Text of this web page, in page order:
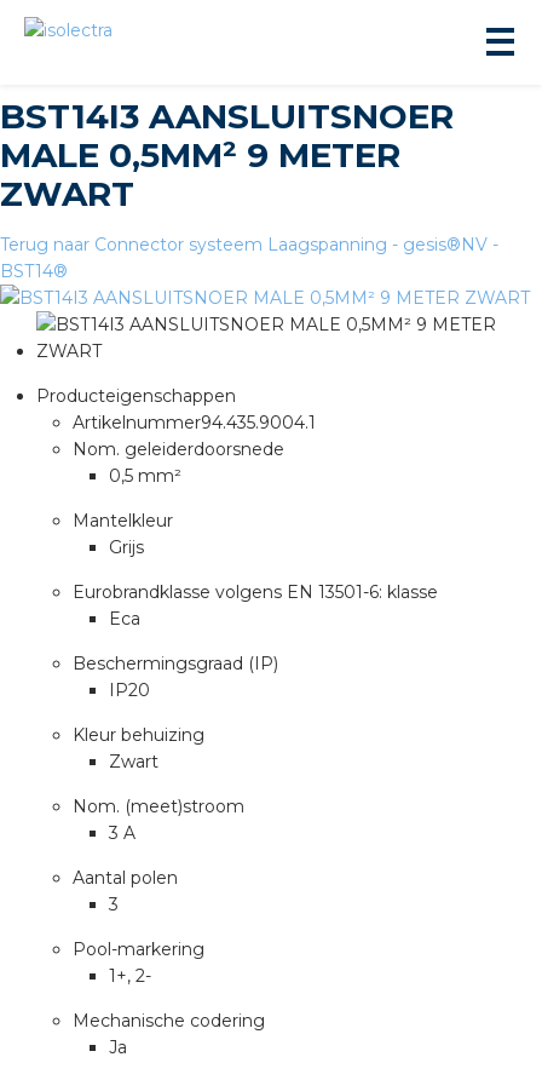
BST14I3 AANSLUITSNOER
MALE 0,5MM² 9 METER
ZWART
Terug naar Connector systeem Laagspanning - gesis®NV -
BST14®
Producteigenschappen
Artikelnummer94.435.9004.1
Nom. geleiderdoorsnede
0,5 mm²
Mantelkleur
Grijs
Eurobrandklasse volgens EN 13501-6: klasse
Eca
Beschermingsgraad (IP)
IP20
Kleur behuizing
Zwart
Nom. (meet)stroom
3 A
Aantal polen
3
Pool-markering
1+, 2-
Mechanische codering
Ja
installeren
installeren
installeren in beton
installeren in de tuinbouw
stekerbare vlakkabel